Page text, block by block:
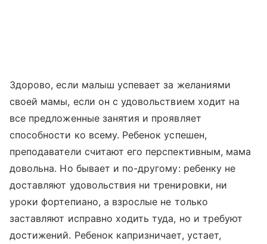
Здорово, если малыш успевает за желаниями
своей мамы, если он с удовольствием ходит на
все предложенные занятия и проявляет
способности ко всему. Ребенок успешен,
преподаватели считают его перспективным, мама
довольна. Но бывает и по-другому: ребенку не
доставляют удовольствия ни тренировки, ни
уроки фортепиано, а взрослые не только
заставляют исправно ходить туда, но и требуют
достижений. Ребенок капризничает, устает,